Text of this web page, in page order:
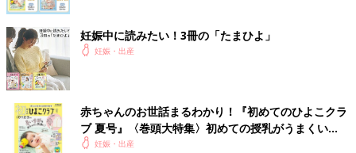
妊娠中に読みたい！3冊の「たまひよ」
妊娠・出産
赤ちゃんのお世話まるわかり！『初めてのひよこクラ
ブ 夏号』〈巻頭大特集〉初めての授乳がうまくい
く！ おっぱい・ミルクの基本と夏のトラブル 解決テ
妊娠・出産